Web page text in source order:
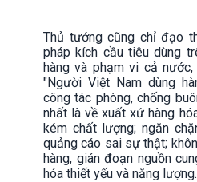
Thủ tướng cũng chỉ đạo
pháp kích cầu tiêu dùng
hàng và phạm vi cả
"Người Việt Nam dùng
công tác phòng, chống
nhất là về xuất xứ hàng
kém chất lượng; ngăn
quảng cáo sai sự thật;
hàng, gián đoạn nguồn
hóa thiết yếu và năng lượng.